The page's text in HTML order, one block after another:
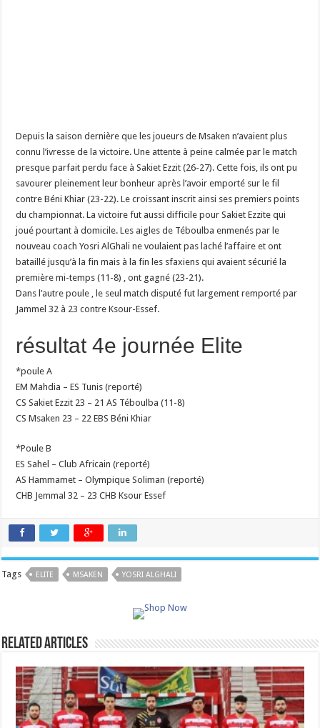
Depuis la saison dernière que les joueurs de Msaken n’avaient plus
connu l’ivresse de la victoire. Une attente à peine calmée par le match
presque parfait perdu face à Sakiet Ezzit (26-27). Cette fois, ils ont pu
savourer pleinement leur bonheur après l’avoir emporté sur le fil
contre Béni Khiar (23-22). Le croissant inscrit ainsi ses premiers points
du championnat. La victoire fut aussi difficile pour Sakiet Ezzite qui
joué pourtant à domicile. Les aigles de Téboulba enmenés par le
nouveau coach Yosri AlGhali ne voulaient pas laché l’affaire et ont
bataillé jusqu’à la fin mais à la fin les sfaxiens qui avaient sécurié la
première mi-temps (11-8) , ont gagné (23-21).
Dans l’autre poule , le seul match disputé fut largement remporté par
Jammel 32 à 23 contre Ksour-Essef.
résultat 4e journée Elite
*poule A
EM Mahdia – ES Tunis (reporté)
CS Sakiet Ezzit 23 – 21 AS Téboulba (11-8)
CS Msaken 23 – 22 EBS Béni Khiar
*Poule B
ES Sahel – Club Africain (reporté)
AS Hammamet – Olympique Soliman (reporté)
CHB Jemmal 32 – 23 CHB Ksour Essef
Tags ELITE MSAKEN YOSRI ALGHALI
Related Articles